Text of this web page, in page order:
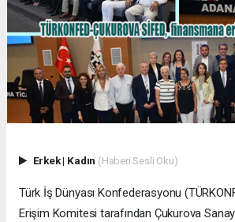
Erkek| Kadın (Haberi Sesli Oku)
Türk İş Dünyası Konfederasyonu
Erişim Komitesi tarafından Çukurova